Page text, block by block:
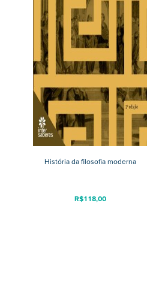
História da filosofia moderna
R$118,00